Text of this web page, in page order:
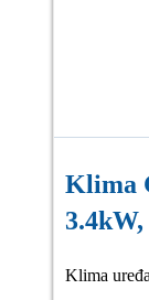
Klima
3.4kW,
Klima